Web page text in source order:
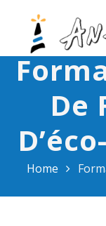
De
Home